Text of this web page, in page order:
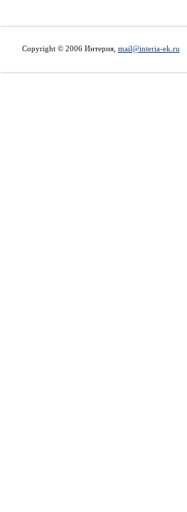
Copyright © 2006 Интерия, mail@interia-ek.ru